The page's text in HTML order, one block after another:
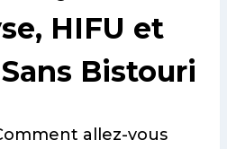
HIFU et
Bistouri
allez-vous